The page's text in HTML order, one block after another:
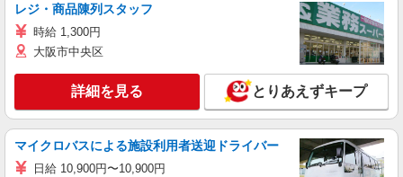
レジ・商品陳列スタッフ
時給 1,300円
大阪市中央区
詳細を見る とりあえずキープ
マイクロバスによる施設利用者送迎ドライバー
日給 10,900円〜10,900円